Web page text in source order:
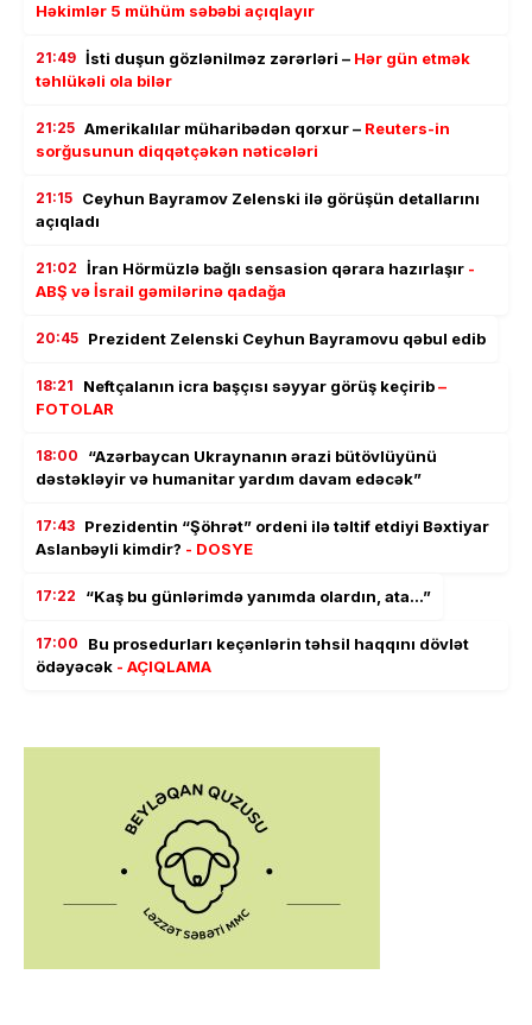
Həkimlər 5 mühüm səbəbi açıqlayır
21:49 İsti duşun gözlənilməz zərərləri – Hər gün etmək
təhlükəli ola bilər
21:25 Amerikalılar müharibədən qorxur – Reuters-in
sorğusunun diqqətçəkən nəticələri
21:15 Ceyhun Bayramov Zelenski ilə görüşün detallarını
açıqladı
21:02 İran Hörmüzlə bağlı sensasion qərara hazırlaşır -
ABŞ və İsrail gəmilərinə qadağa
20:45 Prezident Zelenski Ceyhun Bayramovu qəbul edib
18:21 Neftçalanın icra başçısı səyyar görüş keçirib–
FOTOLAR
18:00
“Azərbaycan Ukraynanın ərazi bütövlüyünü
dəstəkləyir və humanitar yardım davam edəcək”
17:43 Prezidentin “Şöhrət” ordeni ilə təltif etdiyi Bəxtiyar
Aslanbəyli kimdir? - DOSYE
17:22 “Kaş bu günlərimdə yanımda olardın, ata…”
17:00
Bu prosedurları keçənlərin təhsil haqqını dövlət
ödəyəcək - AÇIQLAMA